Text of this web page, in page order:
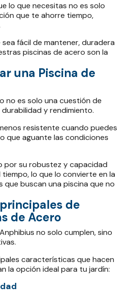
lo que necesitas no es solo
que te ahorre tiempo,
fácil de mantener, duradera
piscinas de acero son la
una Piscina de
no es solo una cuestión de
y rendimiento.
resistente cuando puedes
que aguante las condiciones
por su robustez y capacidad
lo que lo convierte en la
que buscan una piscina que no
de
de Acero
no solo cumplen, sino
características que hacen
la opción ideal para tu jardín: